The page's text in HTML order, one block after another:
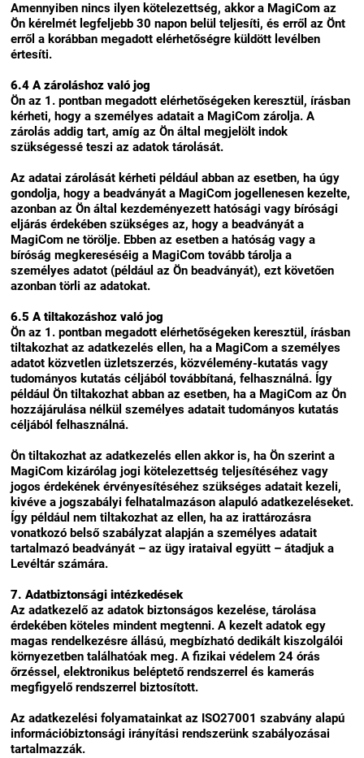
Amennyiben nincs ilyen kötelezettség, akkor a MagiCom az
Ön kérelmét legfeljebb 30 napon belül teljesíti, és erről az Önt
erről a korábban megadott elérhetőségre küldött levélben
értesíti.
6.4 A zároláshoz való jog
Ön az 1. pontban megadott elérhetőségeken keresztül, írásban
kérheti, hogy a személyes adatait a MagiCom zárolja. A
zárolás addig tart, amíg az Ön által megjelölt indok
szükségessé teszi az adatok tárolását.
Az adatai zárolását kérheti például abban az esetben, ha úgy
gondolja, hogy a beadványát a MagiCom jogellenesen kezelte,
azonban az Ön által kezdeményezett hatósági vagy bírósági
eljárás érdekében szükséges az, hogy a beadványát a
MagiCom ne törölje. Ebben az esetben a hatóság vagy a
bíróság megkereséséig a MagiCom tovább tárolja a
személyes adatot (például az Ön beadványát), ezt követően
azonban törli az adatokat.
6.5 A tiltakozáshoz való jog
Ön az 1. pontban megadott elérhetőségeken keresztül, írásban
tiltakozhat az adatkezelés ellen, ha a MagiCom a személyes
adatot közvetlen üzletszerzés, közvélemény-kutatás vagy
tudományos kutatás céljából továbbítaná, felhasználná. Így
például Ön tiltakozhat abban az esetben, ha a MagiCom az Ön
hozzájárulása nélkül személyes adatait tudományos kutatás
céljából felhasználná.
Ön tiltakozhat az adatkezelés ellen akkor is, ha Ön szerint a
MagiCom kizárólag jogi kötelezettség teljesítéséhez vagy
jogos érdekének érvényesítéséhez szükséges adatait kezeli,
kivéve a jogszabályi felhatalmazáson alapuló adatkezeléseket.
Így például nem tiltakozhat az ellen, ha az irattározásra
vonatkozó belső szabályzat alapján a személyes adatait
tartalmazó beadványát – az ügy irataival együtt – átadjuk a
Levéltár számára.
7. Adatbiztonsági intézkedések
Az adatkezelő az adatok biztonságos kezelése, tárolása
érdekében köteles mindent megtenni. A kezelt adatok egy
magas rendelkezésre állású, megbízható dedikált kiszolgálói
környezetben találhatóak meg. A fizikai védelem 24 órás
őrzéssel, elektronikus beléptető rendszerrel és kamerás
megfigyelő rendszerrel biztosított.
Az adatkezelési folyamatainkat az ISO27001 szabvány alapú
információbiztonsági irányítási rendszerünk szabályozásai
tartalmazzák.